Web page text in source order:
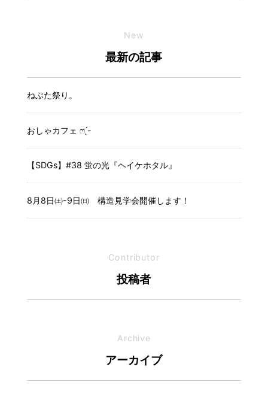
New
最新の記事
ねぶた祭り。
おしゃカフェ ෆ ̖́-
【SDGs】#38 蛍の光『ヘイケホタル』
8月8日㈯-9日㈰ 構造見学会開催します！
Contributor
投稿者
Archive
アーカイブ